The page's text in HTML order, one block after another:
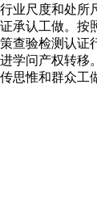
尺度和处
认工做。
验检测认
问产权转
惟和群众